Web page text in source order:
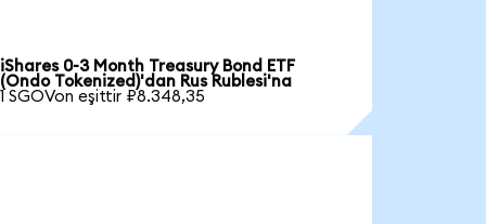
iShares 0-3 Month Treasury Bond ETF
(Ondo Tokenized)'dan Rus Rublesi'na
1 SGOVon eşittir ₽8.348,35